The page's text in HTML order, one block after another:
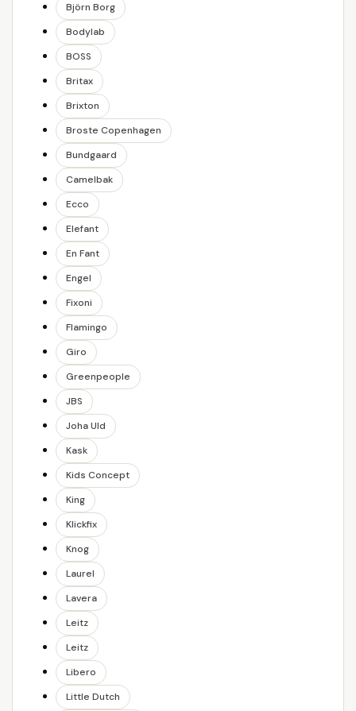
Björn Borg
Bodylab
BOSS
Britax
Brixton
Broste Copenhagen
Bundgaard
Camelbak
Ecco
Elefant
En Fant
Engel
Fixoni
Flamingo
Giro
Greenpeople
JBS
Joha Uld
Kask
Kids Concept
King
Klickfix
Knog
Laurel
Lavera
Leitz
Leitz
Libero
Little Dutch